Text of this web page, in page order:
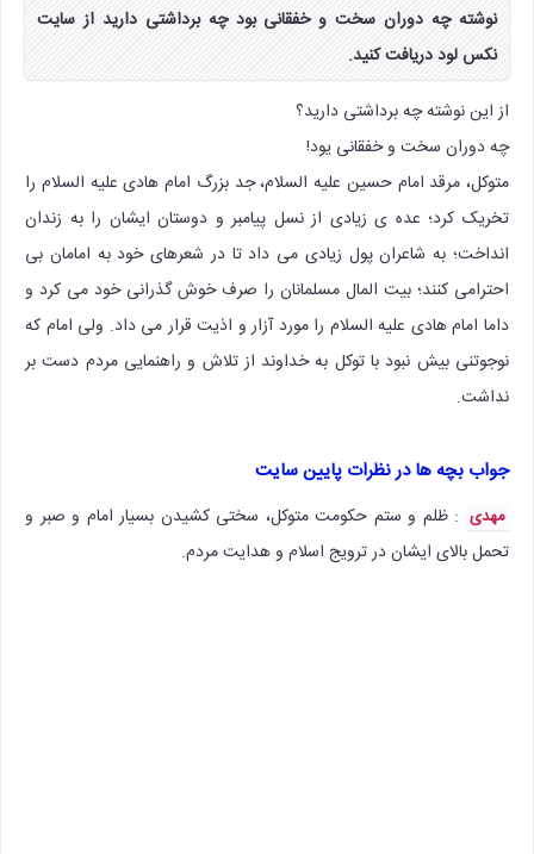
نوشته چه دوران سخت و خفقانی بود چه برداشتی دارید از سایت
نکس لود دریافت کنید.
از این نوشته چه برداشتی دارید؟
چه دوران سخت و خفقانی یود!
متوکل، مرقد امام حسین علیه السلام، جد بزرگ امام هادی علیه السلام را
تخریک کرد؛ عده ی زیادی از نسل پیامبر و دوستان ایشان را به زندان
انداخت؛ به شاعران پول زیادی می داد تا در شعرهای خود به امامان بی
احترامی کنند؛ بیت المال مسلمانان را صرف خوش گذرانی خود می کرد و
داما امام هادی علیه السلام را مورد آزار و اذیت قرار می داد. ولی امام که
نوجوتنی بیش نبود با توکل به خداوند از تلاش و راهنمایی مردم دست بر
نداشت.
جواب بچه ها در نظرات پایین سایت
مهدی : ظلم و ستم حکومت متوکل، سختی کشیدن بسیار امام و صبر و
تحمل بالای ایشان در ترویج اسلام و هدایت مردم.